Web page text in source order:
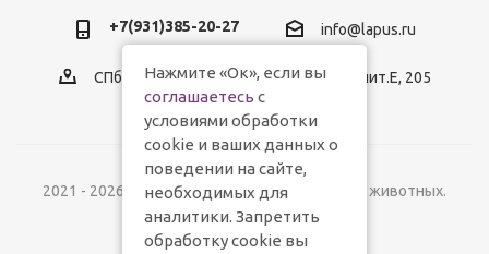
+7(931)385-20-27 info@lapus.ru
СПб, пр.Обуховской Обороны, д.116, лит.Е, 205
2021 - 2026 © Lapus.ru - магазин товаров для животных.
Нажмите «Ок», если вы
соглашаетесь с
условиями обработки
cookie и ваших данных о
поведении на сайте,
необходимых для
аналитики. Запретить
обработку cookie вы